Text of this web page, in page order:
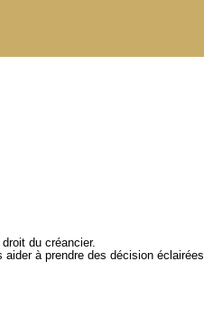
du créancier.
à prendre des décision éclairées